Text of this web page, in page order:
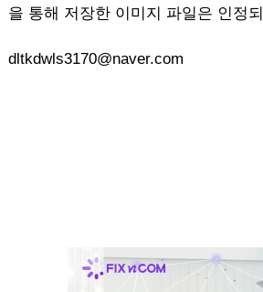
을 통해 저장한 이미지 파일은 인정
dltkdwls3170@naver.com